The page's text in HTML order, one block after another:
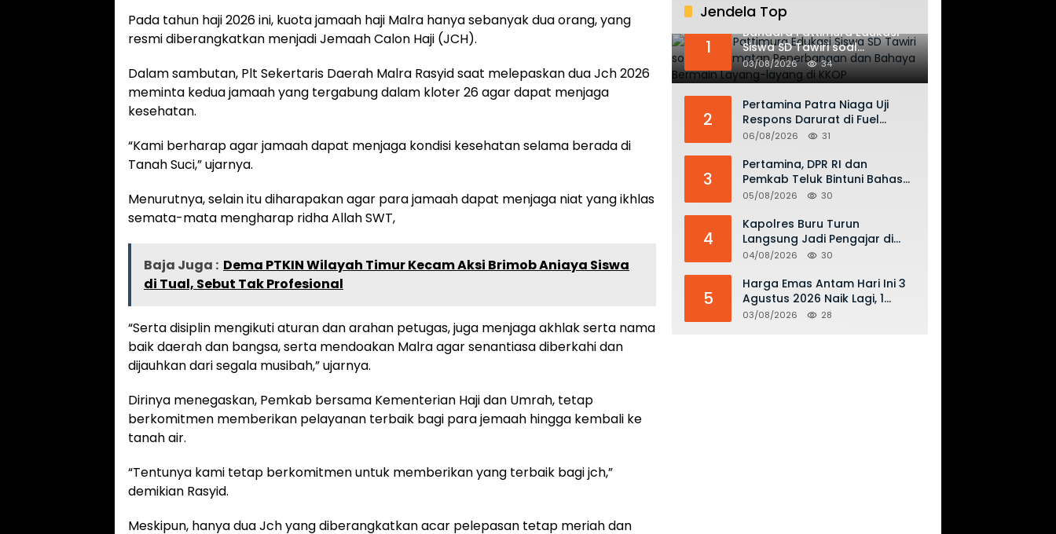
Pada tahun haji 2026 ini, kuota jamaah haji Malra hanya sebanyak dua orang, yang
resmi diberangkatkan menjadi Jemaah Calon Haji (JCH).
Dalam sambutan, Plt Sekertaris Daerah Malra Rasyid saat melepaskan dua Jch 2026
meminta kedua jamaah yang tergabung dalam kloter 26 agar dapat menjaga
kesehatan.
“Kami berharap agar jamaah dapat menjaga kondisi kesehatan selama berada di
Tanah Suci,” ujarnya.
Menurutnya, selain itu diharapakan agar para jamaah dapat menjaga niat yang ikhlas
semata-mata mengharap ridha Allah SWT,
Baja Juga : Dema PTKIN Wilayah Timur Kecam Aksi Brimob Aniaya Siswa
di Tual, Sebut Tak Profesional
“Serta disiplin mengikuti aturan dan arahan petugas, juga menjaga akhlak serta nama
baik daerah dan bangsa, serta mendoakan Malra agar senantiasa diberkahi dan
dijauhkan dari segala musibah,” ujarnya.
Dirinya menegaskan, Pemkab bersama Kementerian Haji dan Umrah, tetap
berkomitmen memberikan pelayanan terbaik bagi para jemaah hingga kembali ke
tanah air.
“Tentunya kami tetap berkomitmen untuk memberikan yang terbaik bagi jch,”
demikian Rasyid.
Meskipun, hanya dua Jch yang diberangkatkan acar pelepasan tetap meriah dan
Jendela Top
1
Bandara Pattimura Edukasi
Siswa SD Tawiri soal
Keselamatan Penerbangan
dan Bahaya Bermain Layang-
03/08/2026 34
2
Pertamina Patra Niaga Uji
Respons Darurat di Fuel
Terminal Biak, Antisipasi Risiko
BBM
06/08/2026 31
3
Pertamina, DPR RI dan
Pemkab Teluk Bintuni Bahas
Penguatan Distribusi BBM dan
05/08/2026 30
4
Kapolres Buru Turun
Langsung Jadi Pengajar di
SMAN 2, Edukasi Kesadaran
04/08/2026 30
5
Harga Emas Antam Hari Ini 3
Agustus 2026 Naik Lagi, 1
Gram Tembus Rp 2,61 Juta
03/08/2026 28